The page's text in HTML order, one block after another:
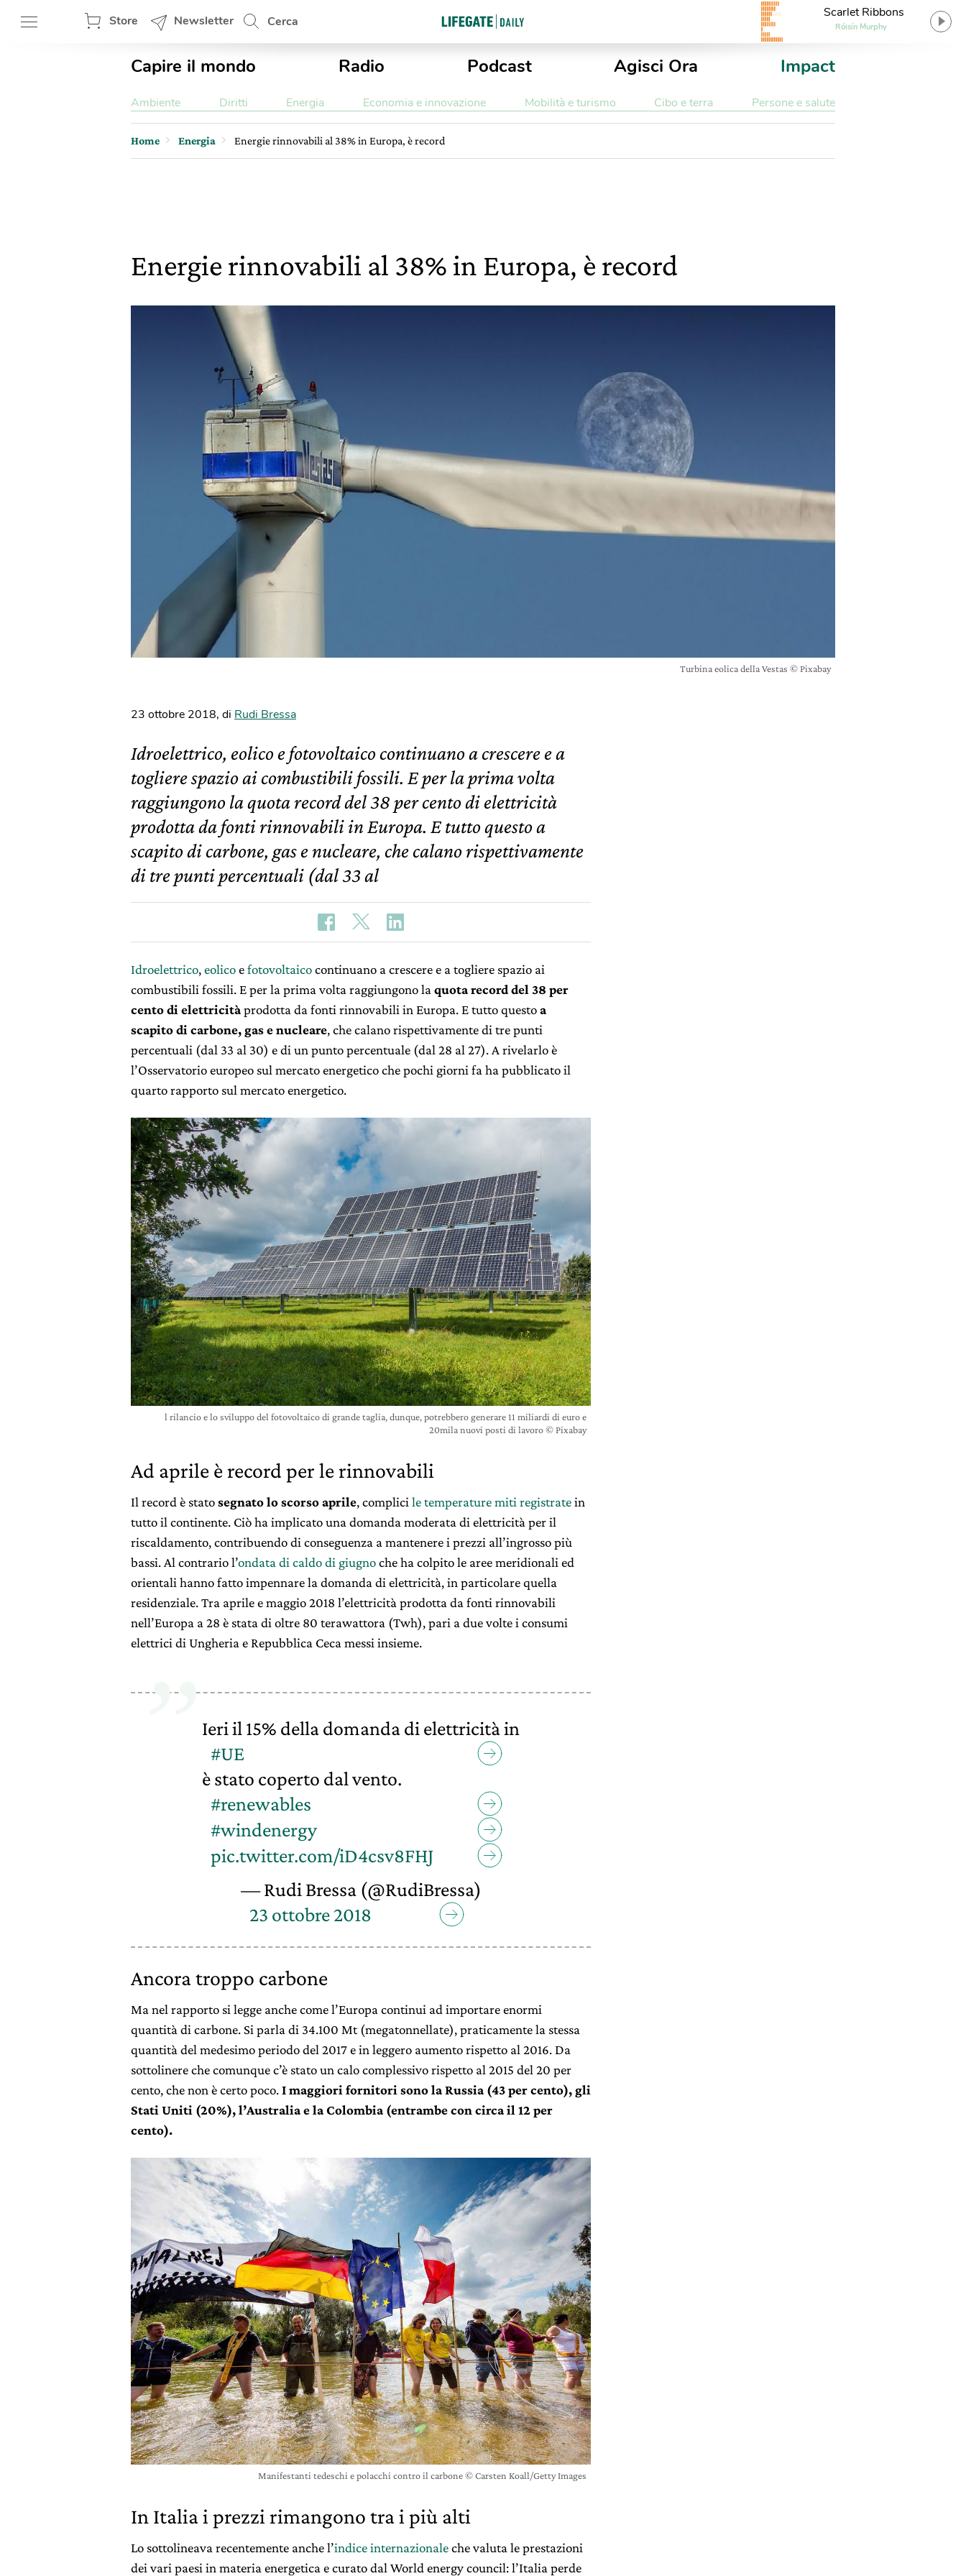
Store Newsletter Cerca
Scarlet Ribbons
Róisín Murphy
Capire il mondo Radio Podcast Agisci Ora Impact
Ambiente Diritti Energia Economia e innovazione Mobilità e turismo Cibo e terra Persone e salute
Home Energia Energie rinnovabili al 38% in Europa, è record
Energie rinnovabili al 38% in Europa, è record
Turbina eolica della Vestas © Pixabay
23 ottobre 2018, di Rudi Bressa
Idroelettrico, eolico e fotovoltaico continuano a crescere e a
togliere spazio ai combustibili fossili. E per la prima volta
raggiungono la quota record del 38 per cento di elettricità
prodotta da fonti rinnovabili in Europa. E tutto questo a
scapito di carbone, gas e nucleare, che calano rispettivamente
di tre punti percentuali (dal 33 al
Idroelettrico,eolicoefotovoltaicocontinuano a crescere e a togliere spazio ai
combustibili fossili. E per la prima volta raggiungono la quota record del 38 per
cento di elettricitàprodotta da fonti rinnovabili in Europa. E tutto questoa
scapito di carbone, gas e nucleare, che calano rispettivamente di tre punti
percentuali (dal 33 al 30) e di un punto percentuale (dal 28 al 27). A rivelarlo è
l’Osservatorio europeo sul mercato energetico che pochi giorni fa ha pubblicato il
quarto rapporto sul mercato energetico.
l rilancio e lo sviluppo del fotovoltaico di grande taglia, dunque, potrebbero generare 11 miliardi di euro e
20mila nuovi posti di lavoro © Pixabay
Ad aprile è record per le rinnovabili
Il record è statosegnato lo scorso aprile, complicile temperature miti registratein
tutto il continente. Ciò ha implicato una domanda moderata di elettricità per il
riscaldamento, contribuendo di conseguenza a mantenere i prezzi all’ingrosso più
bassi. Al contrario l’ondata di caldo di giugnoche ha colpito le aree meridionali ed
orientali hanno fatto impennare la domanda di elettricità, in particolare quella
residenziale. Tra aprile e maggio 2018 l’elettricità prodotta da fonti rinnovabili
nell’Europa a 28 è stata di oltre 80 terawattora (Twh), pari a due volte i consumi
elettrici di Ungheria e Repubblica Ceca messi insieme.
Ieri il 15% della domanda di elettricità in
#UE
è stato coperto dal vento.
#renewables
#windenergy
pic.twitter.com/iD4csv8FHJ
— Rudi Bressa (@RudiBressa)
23 ottobre 2018
Ancora troppo carbone
Ma nel rapporto si legge anche come l’Europa continui ad importare enormi
quantità di carbone. Si parla di 34.100 Mt (megatonnellate), praticamente la stessa
quantità del medesimo periodo del 2017 e in leggero aumento rispetto al 2016. Da
sottolinere che comunque c’è stato un calo complessivo rispetto al 2015 del 20 per
cento, che non è certo poco.I maggiori fornitori sono la Russia (43 per cento), gli
Stati Uniti (20%), l’Australia e la Colombia (entrambe con circa il 12 per
cento).
Manifestanti tedeschi e polacchi contro il carbone © Carsten Koall/Getty Images
In Italia i prezzi rimangono tra i più alti
Lo sottolineava recentemente anche l’indice internazionaleche valuta le prestazioni
dei vari paesi in materia energetica e curato dal World energy council: l’Italia perde